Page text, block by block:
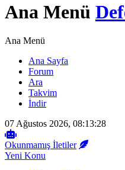
Ana Menü
Ana Menü
Ana Sayfa
Forum
Ara
Takvim
İndir
07 Ağustos 2026, 08:13:28
Okunmamış İletiler
Yeni Konu